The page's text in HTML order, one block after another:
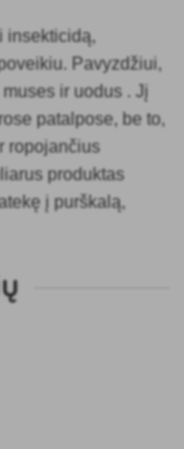
insekticidą,
Pavyzdžiui,
ir uodus . Jį
patalpose, be to,
ropojančius
produktas
į purškalą,